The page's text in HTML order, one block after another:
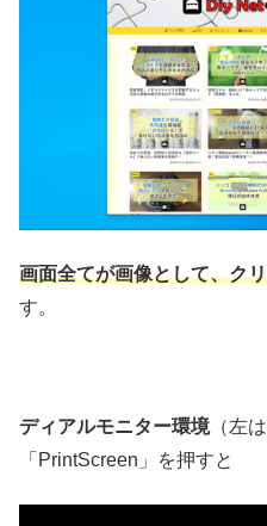
画面全てが画像として、ク
す。
ディアルモニター環境（左
「PrintScreen」を押すと